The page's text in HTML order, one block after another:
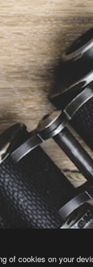
of cookies on your